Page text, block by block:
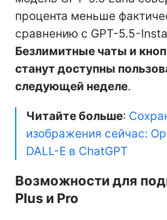
процента меньше
сравнению с GPT-5.5-
Безлимитные чаты и
станут доступны
следующей неделе.
Читайте больше:
изображения сейчас:
DALL-E в ChatGPT
Возможности для
Plus и Pro